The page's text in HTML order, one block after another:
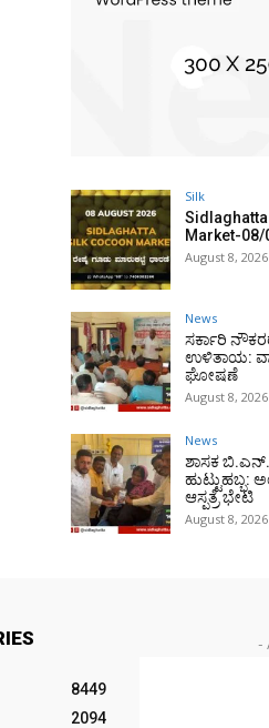
Silk
Market-08/
August 8, 2026
News
ಸರ್ಕಾರಿ ನೌಕರರ
ಉಳಿತಾಯ:
ಘೋಷಣೆ
August 8, 2026
News
ಶಾಸಕ
ಹುಟ್ಟುಹಬ್ಬ:
ಆಸ್ಪತ್ರೆ ಭೇಟಿ
August 8, 2026
8449
2094
-